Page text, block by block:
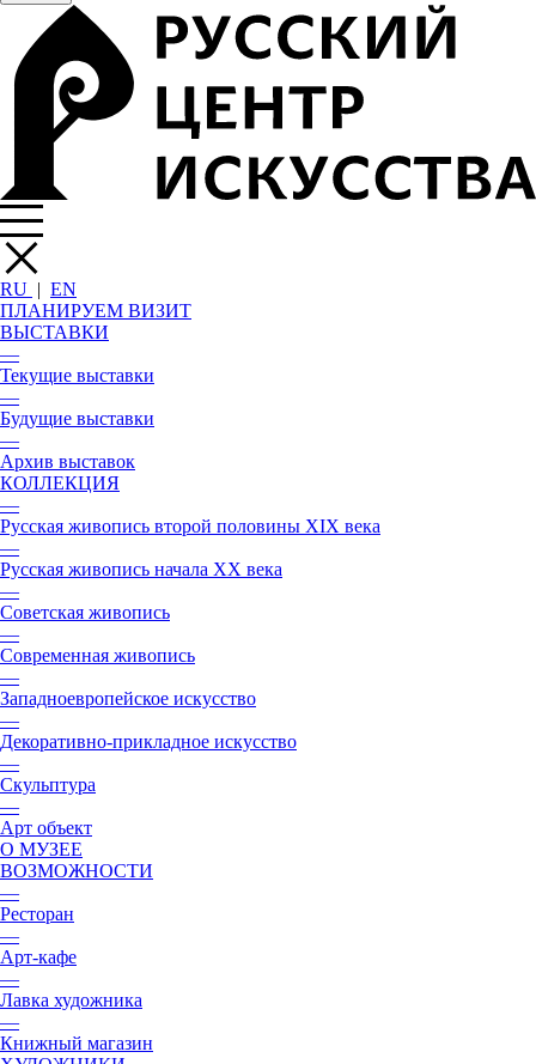
RU | EN
ПЛАНИРУЕМ ВИЗИТ
ВЫСТАВКИ
—
Текущие выставки
—
Будущие выставки
—
Архив выставок
КОЛЛЕКЦИЯ
—
Русская живопись второй половины XIX века
—
Русская живопись начала XX века
—
Советская живопись
—
Современная живопись
—
Западноевропейское искусство
—
Декоративно-прикладное искусство
—
Скульптура
—
Арт объект
О МУЗЕЕ
ВОЗМОЖНОСТИ
—
Ресторан
—
Арт-кафе
—
Лавка художника
—
Книжный магазин